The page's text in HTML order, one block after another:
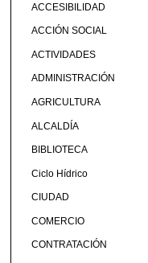
ACCESIBILIDAD
ACCIÓN SOCIAL
ACTIVIDADES
ADMINISTRACIÓN
AGRICULTURA
ALCALDÍA
BIBLIOTECA
Ciclo Hídrico
CIUDAD
COMERCIO
CONTRATACIÓN